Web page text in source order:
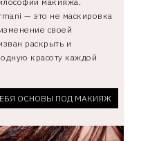
— это не маскировка
своей
раскрыть и
красоту каждой
ОСНОВЫ ПОД МАКИЯЖ